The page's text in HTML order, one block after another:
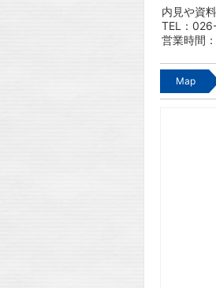
内見や資
TEL：
営業時間
Map